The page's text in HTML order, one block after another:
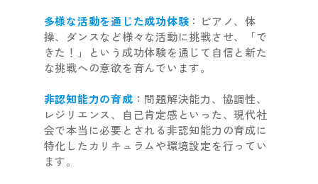
多様な活動を通じた成功体験 ：ピアノ、体
操、ダンスなど様々な活動に挑戦させ、「で
きた！」という成功体験を通じて自信と新た
な挑戦への意欲を育んでいます。
非認知能力の育成 ：問題解決能力、協調性、
レジリエンス、自己肯定感といった、現代社
会で本当に必要とされる非認知能力の育成に
特化したカリキュラムや環境設定を行ってい
ます。